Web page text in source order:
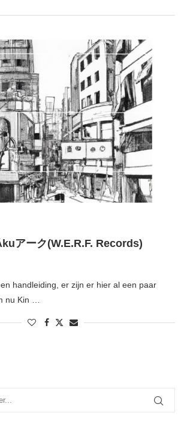
アーク(W.E.R.F. Records)
handleiding, er zijn er hier al een paar
nu Kin …